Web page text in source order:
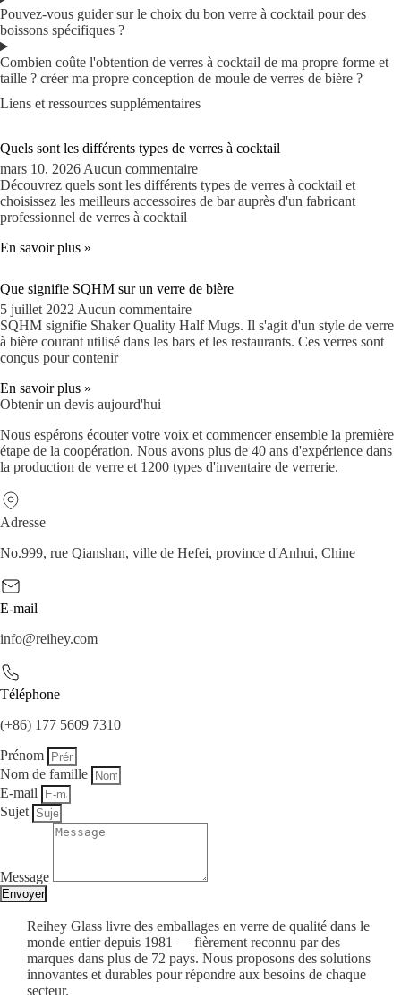
Pouvez-vous guider sur le choix du bon verre à cocktail pour des
boissons spécifiques ?
Combien coûte l'obtention de verres à cocktail de ma propre forme et
taille ? créer ma propre conception de moule de verres de bière ?
Liens et ressources supplémentaires
Quels sont les différents types de verres à cocktail
mars 10, 2026 Aucun commentaire
Découvrez quels sont les différents types de verres à cocktail et
choisissez les meilleurs accessoires de bar auprès d'un fabricant
professionnel de verres à cocktail
En savoir plus »
Que signifie SQHM sur un verre de bière
5 juillet 2022 Aucun commentaire
SQHM signifie Shaker Quality Half Mugs. Il s'agit d'un style de verre
à bière courant utilisé dans les bars et les restaurants. Ces verres sont
conçus pour contenir
En savoir plus »
Obtenir un devis aujourd'hui
Nous espérons écouter votre voix et commencer ensemble la première
étape de la coopération. Nous avons plus de 40 ans d'expérience dans
la production de verre et 1200 types d'inventaire de verrerie.
Adresse
No.999, rue Qianshan, ville de Hefei, province d'Anhui, Chine
E-mail
info@reihey.com
Téléphone
(+86) 177 5609 7310
Prénom
Nom de famille
E-mail
Sujet
Message
Envoyer
Reihey Glass livre des emballages en verre de qualité dans le
monde entier depuis 1981 — fièrement reconnu par des
marques dans plus de 72 pays. Nous proposons des solutions
innovantes et durables pour répondre aux besoins de chaque
secteur.